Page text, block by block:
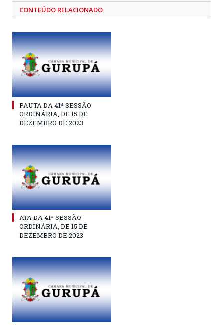
CONTEÚDO RELACIONADO
PAUTA DA 41ª SESSÃO
ORDINÁRIA, DE 15 DE
DEZEMBRO DE 2023
ATA DA 41ª SESSÃO
ORDINÁRIA, DE 15 DE
DEZEMBRO DE 2023